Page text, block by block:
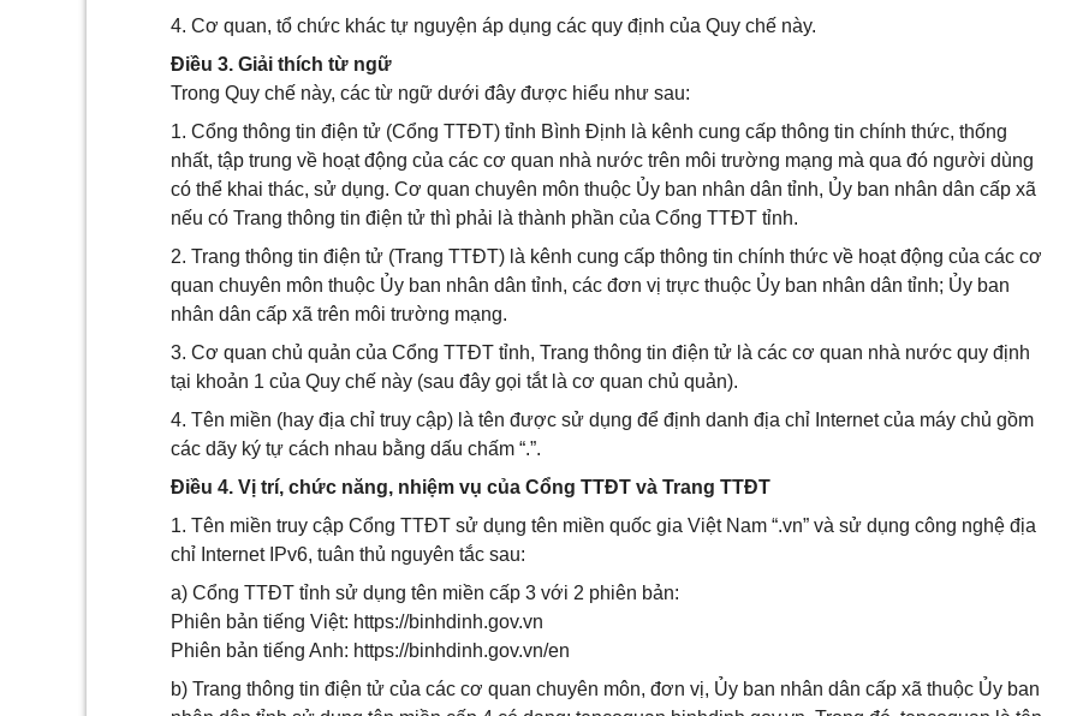
4. Cơ quan, tổ chức khác tự nguyện áp dụng các quy định của Quy chế này.
Điều 3. Giải thích từ ngữ
Trong Quy chế này, các từ ngữ dưới đây được hiểu như sau:
1. Cổng thông tin điện tử (Cổng TTĐT) tỉnh Bình Định là kênh cung cấp thông tin chính thức, thống
nhất, tập trung về hoạt động của các cơ quan nhà nước trên môi trường mạng mà qua đó người dùng
có thể khai thác, sử dụng. Cơ quan chuyên môn thuộc Ủy ban nhân dân tỉnh, Ủy ban nhân dân cấp xã
nếu có Trang thông tin điện tử thì phải là thành phần của Cổng TTĐT tỉnh.
2. Trang thông tin điện tử (Trang TTĐT) là kênh cung cấp thông tin chính thức về hoạt động của các cơ
quan chuyên môn thuộc Ủy ban nhân dân tỉnh, các đơn vị trực thuộc Ủy ban nhân dân tỉnh; Ủy ban
nhân dân cấp xã trên môi trường mạng.
3. Cơ quan chủ quản của Cổng TTĐT tỉnh, Trang thông tin điện tử là các cơ quan nhà nước quy định
tại khoản 1 của Quy chế này (sau đây gọi tắt là cơ quan chủ quản).
4. Tên miền (hay địa chỉ truy cập) là tên được sử dụng để định danh địa chỉ Internet của máy chủ gồm
các dãy ký tự cách nhau bằng dấu chấm “.”.
Điều 4. Vị trí, chức năng, nhiệm vụ của Cổng TTĐT và Trang TTĐT
1. Tên miền truy cập Cổng TTĐT sử dụng tên miền quốc gia Việt Nam “.vn” và sử dụng công nghệ địa
chỉ Internet IPv6, tuân thủ nguyên tắc sau:
a) Cổng TTĐT tỉnh sử dụng tên miền cấp 3 với 2 phiên bản:
Phiên bản tiếng Việt: https://binhdinh.gov.vn
Phiên bản tiếng Anh: https://binhdinh.gov.vn/en
b) Trang thông tin điện tử của các cơ quan chuyên môn, đơn vị, Ủy ban nhân dân cấp xã thuộc Ủy ban